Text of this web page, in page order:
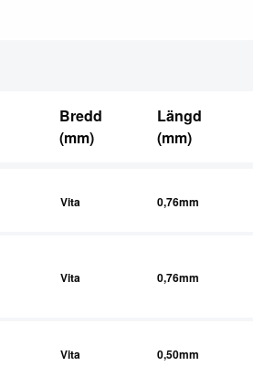
Bredd
(mm)
Längd
(mm)
Vita 0,76mm
Vita 0,76mm
Vita 0,50mm